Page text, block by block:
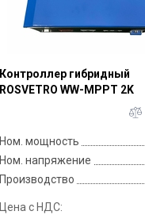
Контроллер гибридный
ROSVETRO WW-MPPT 2K
Ном. мощность
Ном. напряжение
Производство
Цена с НДС: